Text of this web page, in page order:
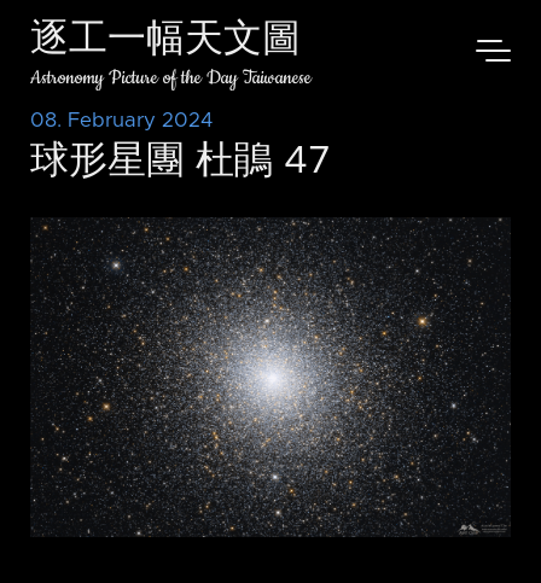
逐工一幅天文圖
Astronomy Picture of the Day Taiwanese
08. February 2024
球形星團 杜鵑 47